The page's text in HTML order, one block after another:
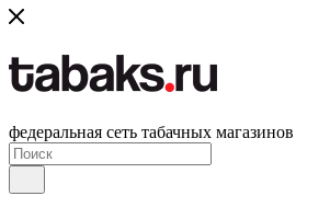
федеральная сеть табачных магазинов